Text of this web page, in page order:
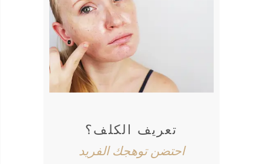
تعريف الكلف؟
احتضن توهجك الفريد